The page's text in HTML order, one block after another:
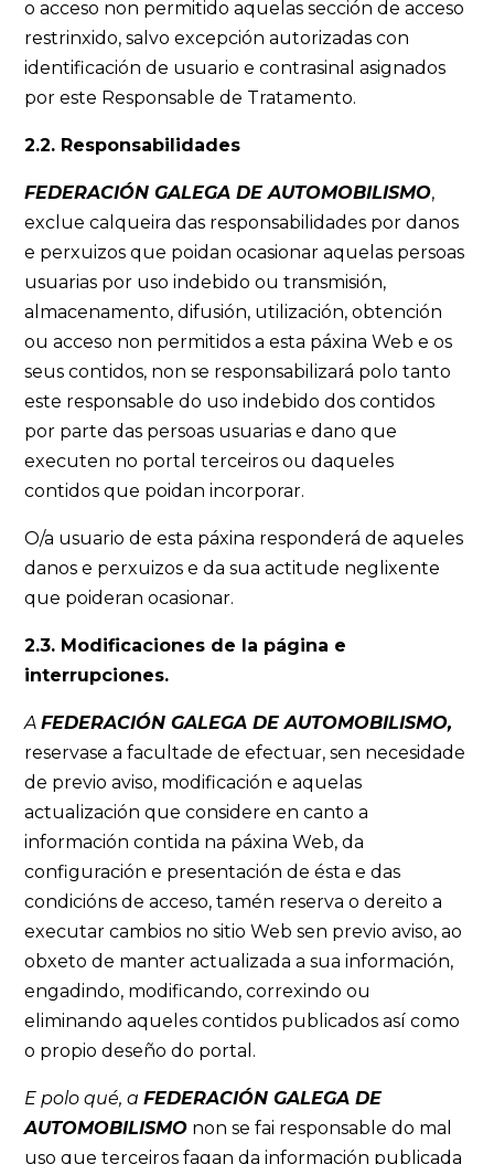
o acceso non permitido aquelas sección de acceso
restrinxido, salvo excepción autorizadas con
identificación de usuario e contrasinal asignados
por este Responsable de Tratamento.
2.2. Responsabilidades
FEDERACIÓN GALEGA DE AUTOMOBILISMO,
exclue calqueira das responsabilidades por danos
e perxuizos que poidan ocasionar aquelas persoas
usuarias por uso indebido ou transmisión,
almacenamento, difusión, utilización, obtención
ou acceso non permitidos a esta páxina Web e os
seus contidos, non se responsabilizará polo tanto
este responsable do uso indebido dos contidos
por parte das persoas usuarias e dano que
executen no portal terceiros ou daqueles
contidos que poidan incorporar.
O/a usuario de esta páxina responderá de aqueles
danos e perxuizos e da sua actitude neglixente
que poideran ocasionar.
2.3. Modificaciones de la página e
interrupciones.
AFEDERACIÓN GALEGA DE AUTOMOBILISMO,
reservase a facultade de efectuar, sen necesidade
de previo aviso, modificación e aquelas
actualización que considere en canto a
información contida na páxina Web, da
configuración e presentación de ésta e das
condicións de acceso, tamén reserva o dereito a
executar cambios no sitio Web sen previo aviso, ao
obxeto de manter actualizada a sua información,
engadindo, modificando, correxindo ou
eliminando aqueles contidos publicados así como
o propio deseño do portal.
E polo qué, aFEDERACIÓN GALEGA DE
AUTOMOBILISMO non se fai responsable do mal
uso que terceiros fagan da información publicada